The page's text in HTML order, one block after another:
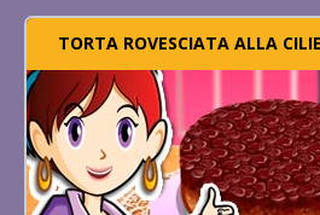
TORTA ROVESCIATA ALLA